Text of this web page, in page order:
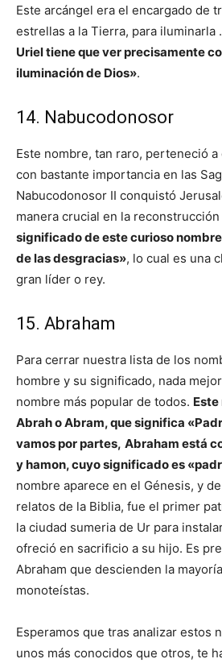
Este arcángel era el encargado de
estrellas a la Tierra, para iluminarla .
Uriel tiene que ver precisamente
iluminación de Dios».
14. Nabucodonosor
Este nombre, tan raro, perteneció
con bastante importancia en las
Nabucodonosor II conquistó
manera crucial en la
significado de este curioso
de las desgracias», lo cual es una
gran líder o rey.
15. Abraham
Para cerrar nuestra lista de los
hombre y su significado, nada
nombre más popular de todos.
Abrah o Abram, que significa
vamos por partes, Abraham está
y hamon, cuyo significado es
nombre aparece en el Génesis, y
relatos de la Biblia, fue el primer
la ciudad sumeria de Ur para
ofreció en sacrificio a su hijo. Es
Abraham que descienden la
monoteístas.
Esperamos que tras analizar estos
unos más conocidos que otros, te